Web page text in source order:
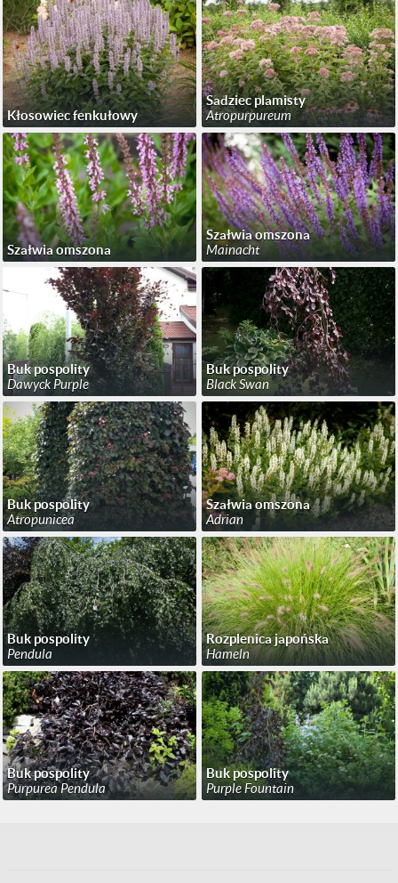
Kłosowiec fenkułowy
Sadziec plamisty
Atropurpureum
Szałwia omszona
Szałwia omszona
Mainacht
Buk pospolity
Dawyck Purple
Buk pospolity
Black Swan
Buk pospolity
Atropunicea
Szałwia omszona
Adrian
Buk pospolity
Pendula
Rozplenica japońska
Hameln
Buk pospolity
Purpurea Pendula
Buk pospolity
Purple Fountain